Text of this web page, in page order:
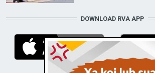
DOWNLOAD RVA APP